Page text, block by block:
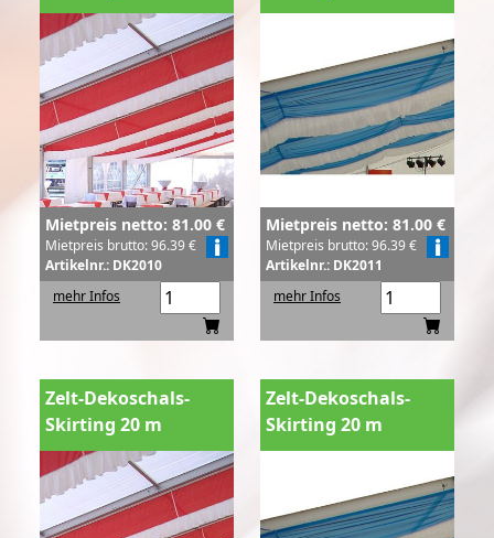
Mietpreis netto: 81.00 €
Mietpreis brutto: 96.39 €
Artikelnr.: DK2010
mehr Infos
Mietpreis netto: 81.00 €
Mietpreis brutto: 96.39 €
Artikelnr.: DK2011
mehr Infos
Zelt-Dekoschals-
Skirting 20 m
Zelt-Dekoschals-
Skirting 20 m